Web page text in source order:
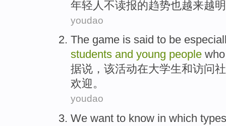
年轻人 不读报的趋势也越来越
youdao
The game is said to be
students and young people who
据说 ， 该活动在大学生和访问
欢迎。
youdao
We want to know in which types